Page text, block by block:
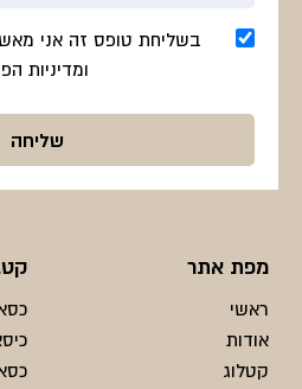
מפת אתר
ראשי
אודות
קטלוג
בשליחת טופס זה אני
ומדיניות